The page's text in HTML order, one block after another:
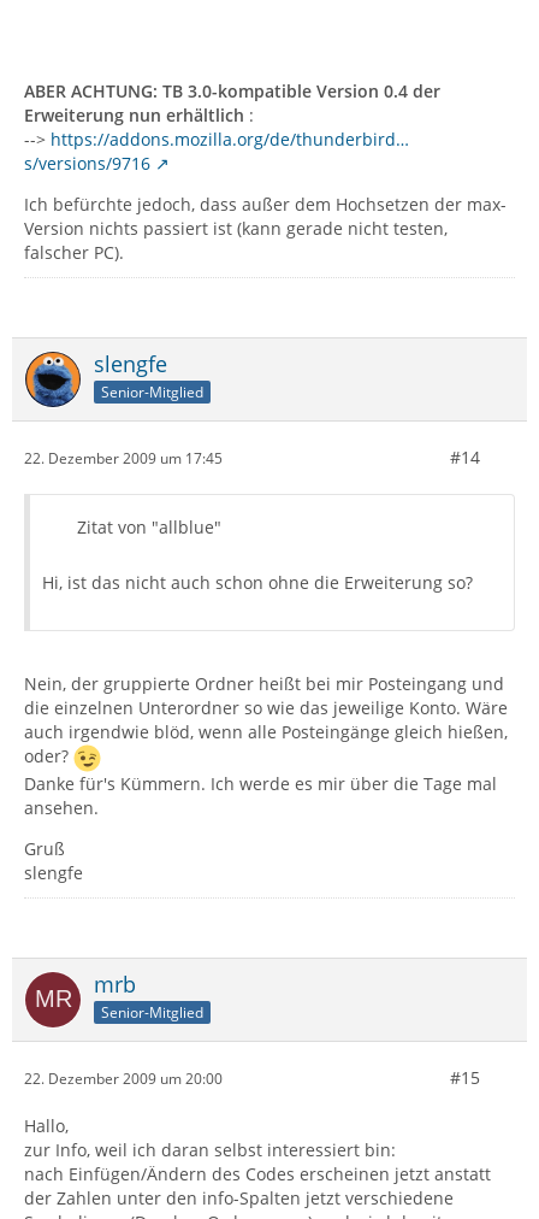
ABER ACHTUNG: TB 3.0-kompatible Version 0.4 der
Erweiterung nun erhältlich :
--> https://addons.mozilla.org/de/thunderbird…
s/versions/9716
Ich befürchte jedoch, dass außer dem Hochsetzen der max-
Version nichts passiert ist (kann gerade nicht testen,
falscher PC).
slengfe
Senior-Mitglied
22. Dezember 2009 um 17:45 #14
Zitat von "allblue"
Hi, ist das nicht auch schon ohne die Erweiterung so?
Nein, der gruppierte Ordner heißt bei mir Posteingang und
die einzelnen Unterordner so wie das jeweilige Konto. Wäre
auch irgendwie blöd, wenn alle Posteingänge gleich hießen,
oder?
Danke für's Kümmern. Ich werde es mir über die Tage mal
ansehen.
Gruß
slengfe
mrb
Senior-Mitglied
22. Dezember 2009 um 20:00 #15
Hallo,
zur Info, weil ich daran selbst interessiert bin:
nach Einfügen/Ändern des Codes erscheinen jetzt anstatt
der Zahlen unter den info-Spalten jetzt verschiedene